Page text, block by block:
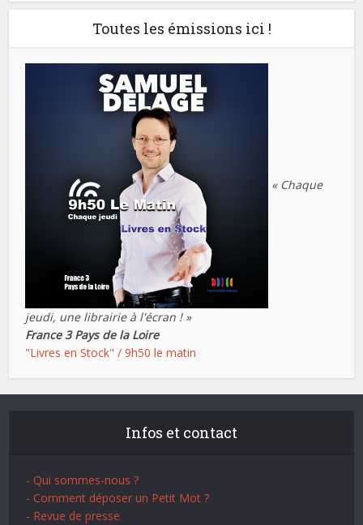
Toutes les émissions ici !
« Chaque
jeudi, une librairie à l'écran ! »
France 3 Pays de la Loire
"Livres en Stock" / 9h50 le matin
Infos et contact
- Qui sommes-nous ?
- Comment déposer un Petit Mot ?
- Revue de presse